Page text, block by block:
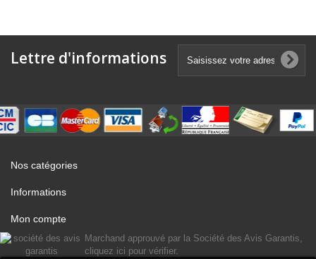
Lettre d'informations
Nos catégories
Informations
Mon compte
Marchand approuvé par la Société des Avis Garantis,
cliquez ici pour vérifier.